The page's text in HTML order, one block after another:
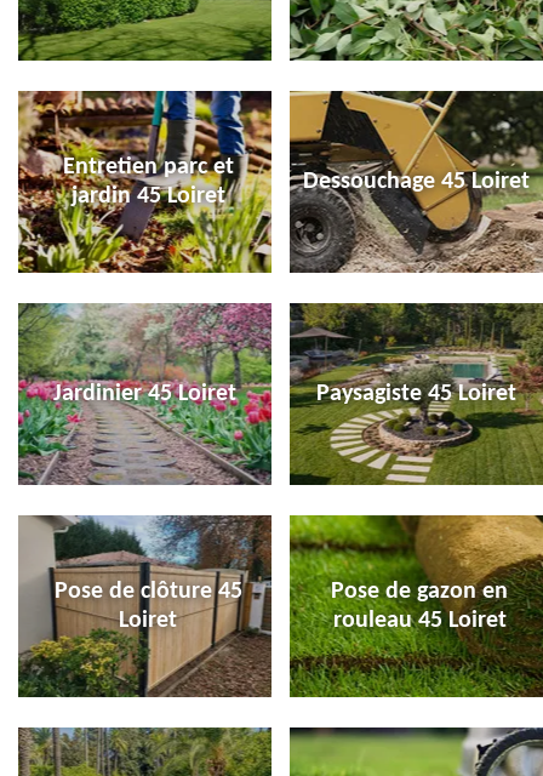
Entretien parc et
jardin 45 Loiret
Dessouchage 45 Loiret
Jardinier 45 Loiret Paysagiste 45 Loiret
Pose de clôture 45
Loiret
Pose de gazon en
rouleau 45 Loiret